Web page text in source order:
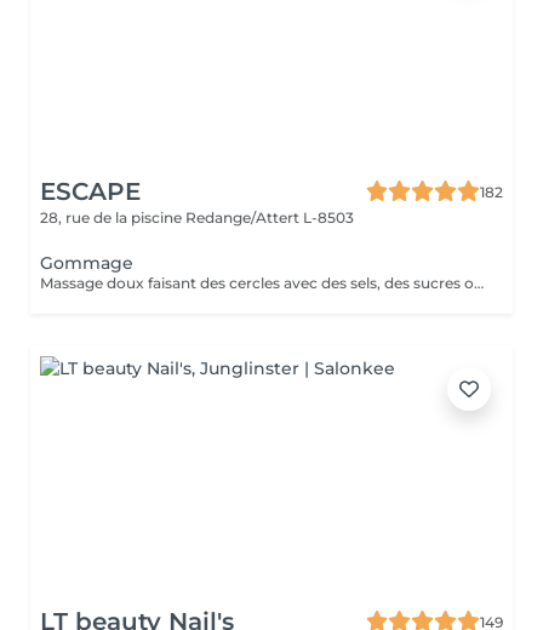
ESCAPE
182
28, rue de la piscine Redange/Attert L-8503
Gommage
Massage doux faisant des cercles avec des sels, des sucres ou des argiles et des huiles essentielles. Parfait pour combiner avec Sauna, Hamman ou un de nos Massages.
LT beauty Nail's
149